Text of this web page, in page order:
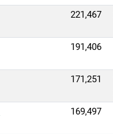
221,467
191,406
171,251
169,497